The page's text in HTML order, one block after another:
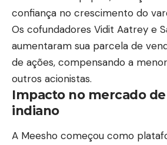
confiança no crescimento do
Os cofundadores Vidit Aatrey e
aumentaram sua parcela de
de ações, compensando a
outros acionistas.
Impacto no mercado
indiano
A Meesho começou como